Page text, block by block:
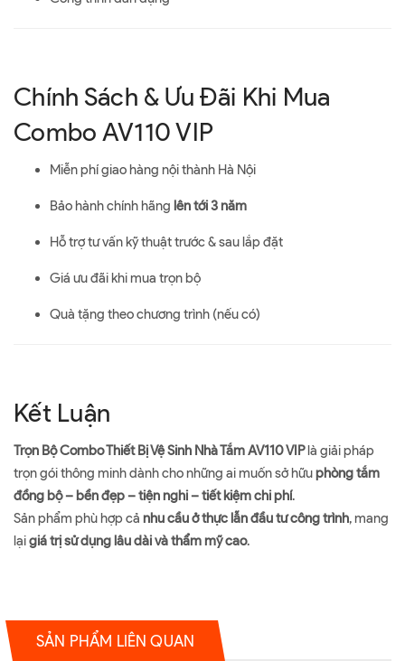
Chính Sách & Ưu Đãi Khi Mua
Combo AV110 VIP
Miễn phí giao hàng nội thành Hà Nội
Bảo hành chính hãng lên tới 3 năm
Hỗ trợ tư vấn kỹ thuật trước & sau lắp đặt
Giá ưu đãi khi mua trọn bộ
Quà tặng theo chương trình (nếu có)
Kết Luận
Trọn Bộ Combo Thiết Bị Vệ Sinh Nhà Tắm AV110 VIPlà giải pháp
trọn gói thông minh dành cho những ai muốn sở hữuphòng tắm
đồng bộ – bền đẹp – tiện nghi – tiết kiệm chi phí.
Sản phẩm phù hợp cả nhu cầu ở thực lẫn đầu tư công trình, mang
lạigiá trị sử dụng lâu dài và thẩm mỹ cao.
SẢN PHẨM LIÊN QUAN